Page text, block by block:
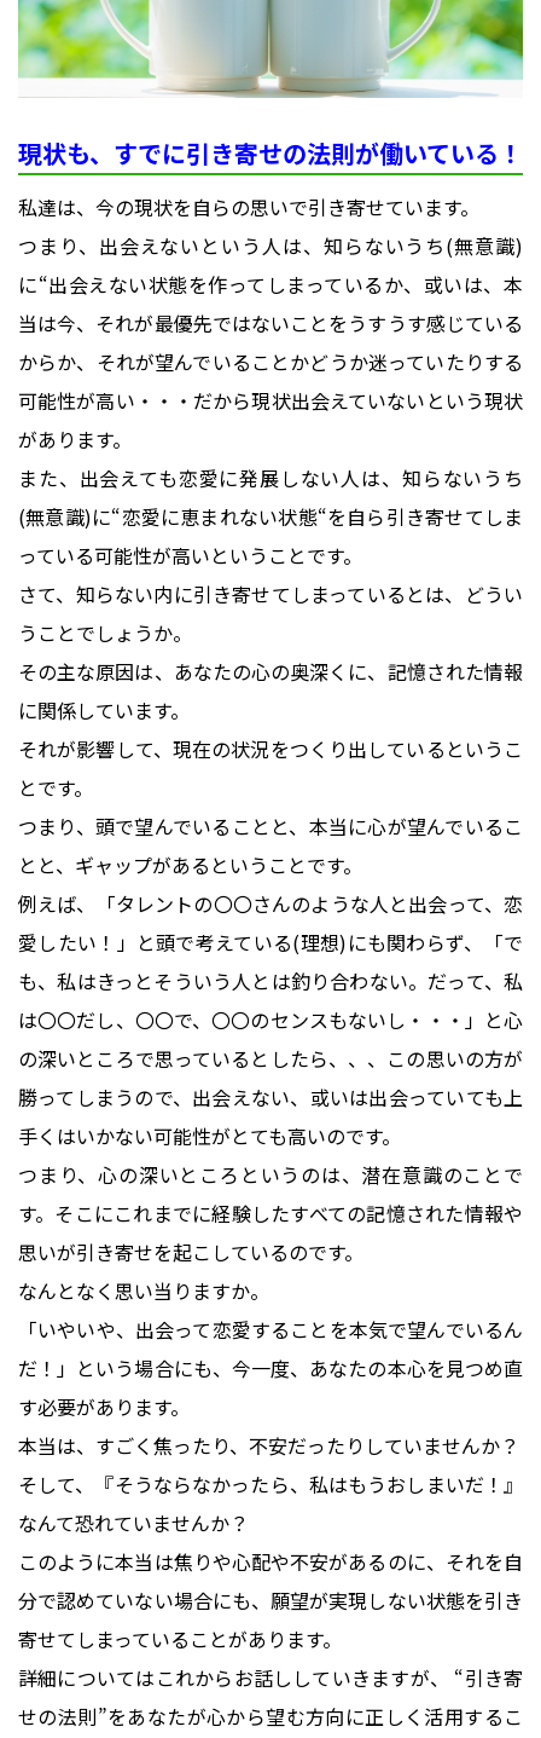
現状も、すでに引き寄せの法則が働いている！
私達は、今の現状を自らの思いで引き寄せています。
つまり、出会えないという人は、知らないうち(無意識)
に“出会えない状態を作ってしまっているか、或いは、本
当は今、それが最優先ではないことをうすうす感じている
からか、それが望んでいることかどうか迷っていたりする
可能性が高い・・・だから現状出会えていないという現状
があります。
また、出会えても恋愛に発展しない人は、知らないうち
(無意識)に“恋愛に恵まれない状態“を自ら引き寄せてしま
っている可能性が高いということです。
さて、知らない内に引き寄せてしまっているとは、どうい
うことでしょうか。
その主な原因は、あなたの心の奥深くに、記憶された情報
に関係しています。
それが影響して、現在の状況をつくり出しているというこ
とです。
つまり、頭で望んでいることと、本当に心が望んでいるこ
とと、ギャップがあるということです。
例えば、「タレントの〇〇さんのような人と出会って、恋
愛したい！」と頭で考えている(理想)にも関わらず、「で
も、私はきっとそういう人とは釣り合わない。だって、私
は〇〇だし、〇〇で、〇〇のセンスもないし・・・」と心
の深いところで思っているとしたら、、、この思いの方が
勝ってしまうので、出会えない、或いは出会っていても上
手くはいかない可能性がとても高いのです。
つまり、心の深いところというのは、潜在意識のことで
す。そこにこれまでに経験したすべての記憶された情報や
思いが引き寄せを起こしているのです。
なんとなく思い当りますか。
「いやいや、出会って恋愛することを本気で望んでいるん
だ！」という場合にも、今一度、あなたの本心を見つめ直
す必要があります。
本当は、すごく焦ったり、不安だったりしていませんか？
そして、『そうならなかったら、私はもうおしまいだ！』
なんて恐れていませんか？
このように本当は焦りや心配や不安があるのに、それを自
分で認めていない場合にも、願望が実現しない状態を引き
寄せてしまっていることがあります。
詳細についてはこれからお話ししていきますが、 “引き寄
せの法則”をあなたが心から望む方向に正しく活用するこ